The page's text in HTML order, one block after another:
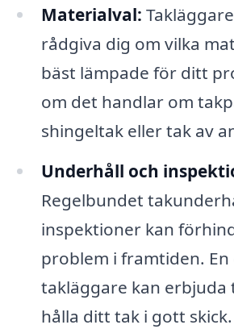
Materialval:
rådgiva dig om vilka
bäst lämpade för ditt
om det handlar om
shingeltak eller tak av
Underhåll och
Regelbundet
inspektioner kan
problem i framtiden.
takläggare kan
hålla ditt tak i gott skick.